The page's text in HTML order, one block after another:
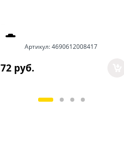
Артикул:4690612008417
72 руб.